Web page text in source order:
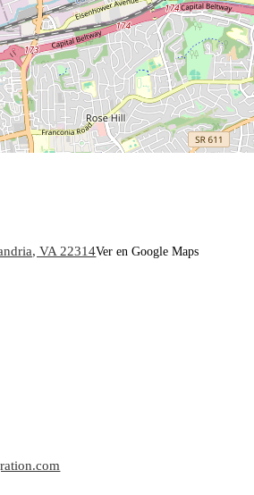
VA 22314Ver en Google Maps